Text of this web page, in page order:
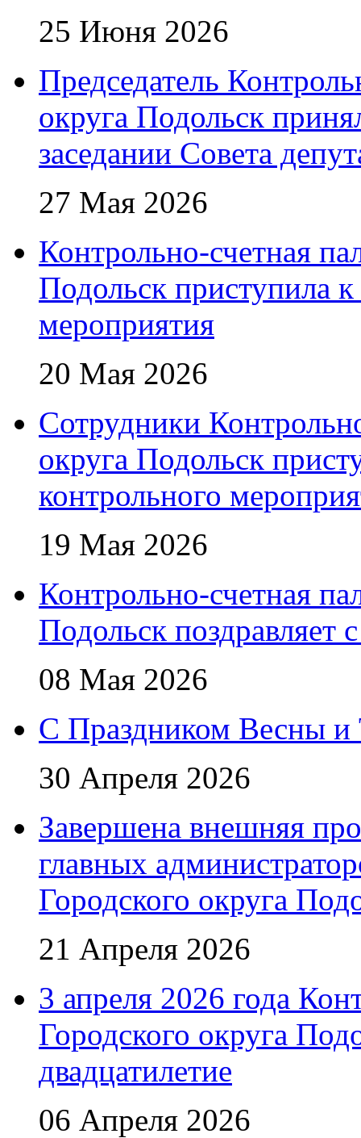
25 Июня 2026
Председатель
округа Подольск
заседании Совета
27 Мая 2026
Контрольно-счетная
Подольск приступила
мероприятия
20 Мая 2026
Сотрудники
округа Подольск
контрольного
19 Мая 2026
Контрольно-счетная
Подольск
08 Мая 2026
C Праздником Весны и
30 Апреля 2026
Завершена внешняя
главных
Городского округа
21 Апреля 2026
3 апреля 2026 года
Городского округа
двадцатилетие
06 Апреля 2026